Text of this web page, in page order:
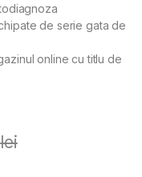
de serie gata de
online cu titlu de
lei